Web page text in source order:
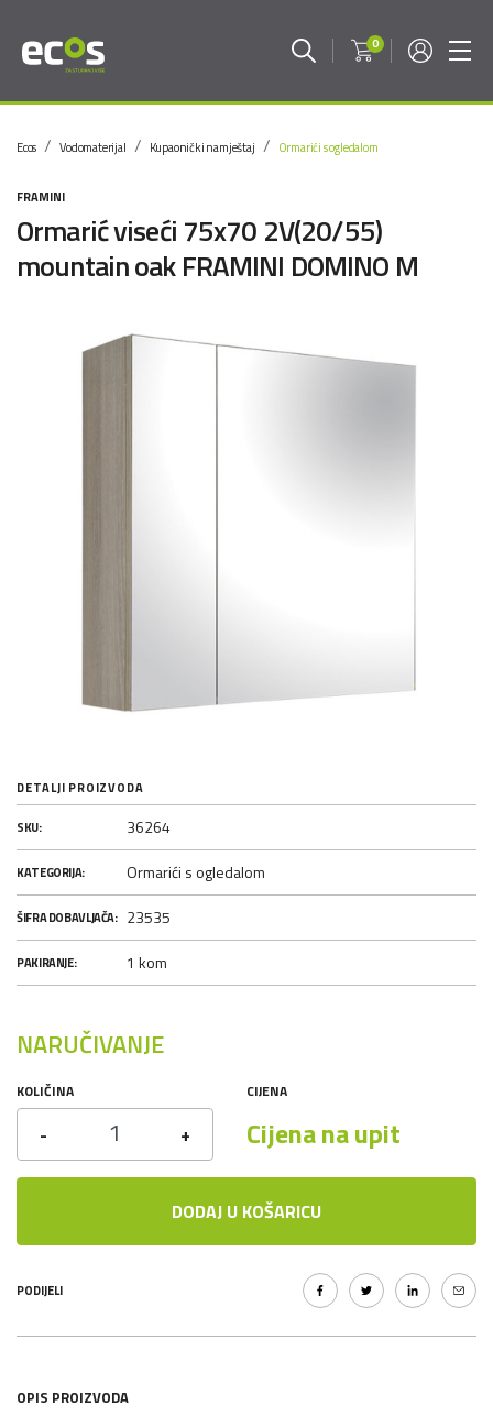
0
Ecos Vodomaterijal Kupaonički namještaj Ormarići s ogledalom
FRAMINI
Ormarić viseći 75x70 2V(20/55)
mountain oak FRAMINI DOMINO M
DETALJI PROIZVODA
SKU: 36264
KATEGORIJA: Ormarići s ogledalom
ŠIFRA DOBAVLJAČA: 23535
PAKIRANJE: 1 kom
NARUČIVANJE
KOLIČINA
- +
CIJENA
Cijena na upit
DODAJ U KOŠARICU
PODIJELI
OPIS PROIZVODA